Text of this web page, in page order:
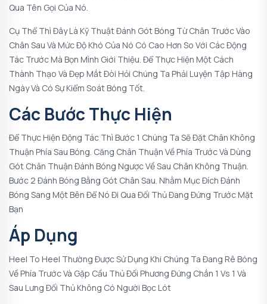
Qua Tên Gọi Của Nó.
Cụ Thể Thì Đây Là Kỹ Thuật Đánh Gót Bóng Từ Chân Trước Vào
Chân Sau Và Mức Độ Khó Của Nó Có Cao Hơn So Với Các Động
Tác Trước Mà Bọn Mình Giới Thiệu. Để Thực Hiện Một Cách
Thành Thạo Và Đẹp Mắt Đòi Hỏi Chúng Ta Phải Luyện Tập Hàng
Ngày Và Có Sự Kiểm Soát Bóng Tốt.
Các Bước Thực Hiện
Để Thực Hiện Động Tác Thì Bước 1 Chúng Ta Sẽ Đặt Chân Không
Thuận Phía Sau Bóng. Căng Chân Thuận Về Phía Trước Và Dùng
Gót Chân Thuận Đánh Bóng Ngược Về Sau Chân Không Thuận.
Bước 2 Đánh Bóng Bằng Gót Chân Sau. Nhằm Mục Đích Đánh
Bóng Sang Một Bên Để Nó Đi Qua Đối Thủ Đang Đứng Trước Mặt
Bạn
Áp Dụng
Heel To Heel Thường Được Sử Dụng Khi Chúng Ta Đang Rê Bóng
Về Phía Trước Và Gặp Cầu Thủ Đối Phương Đứng Chắn 1 Vs 1 Và
Sau Lưng Đối Thủ Không Có Người Bọc Lót